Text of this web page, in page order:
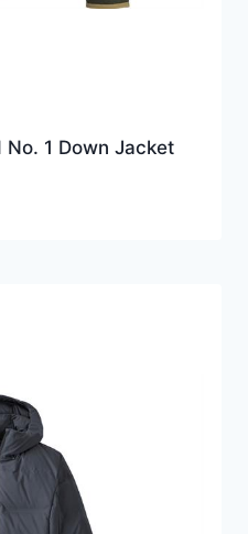
1 Down Jacket